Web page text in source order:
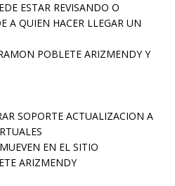
ESTAR REVISANDO O
A QUIEN HACER LLEGAR UN
POBLETE ARIZMENDY Y
SOPORTE ACTUALIZACION A
EN EL SITIO
ARIZMENDY